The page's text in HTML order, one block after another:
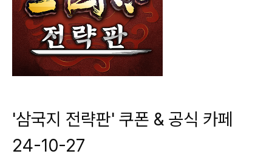
'삼국지 전략판' 쿠폰 & 공식 카페
24-10-27